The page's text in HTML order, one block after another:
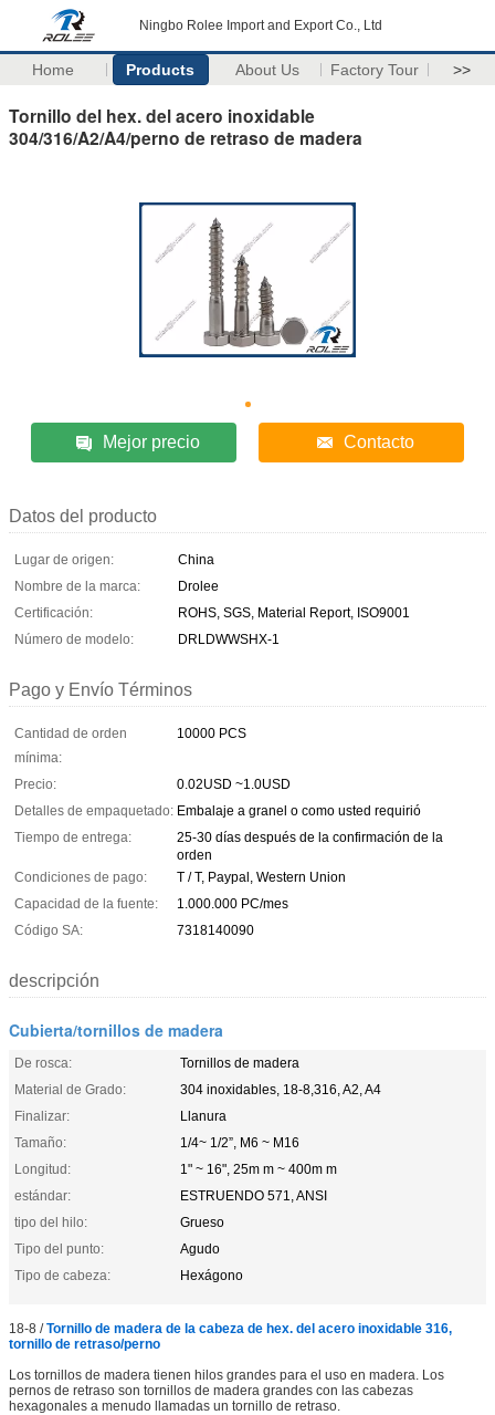
Ningbo Rolee Import and Export Co., Ltd
Home Products About Us Factory Tour >>
Tornillo del hex. del acero inoxidable
304/316/A2/A4/perno de retraso de madera
Mejor precio Contacto
Datos del producto
Lugar de origen:
China
Nombre de la marca:
Drolee
Certificación:
ROHS, SGS, Material Report, ISO9001
Número de modelo:
DRLDWWSHX-1
Pago y Envío Términos
Cantidad de orden
mínima:
10000 PCS
Precio:
0.02USD ~1.0USD
Detalles de empaquetado: Embalaje a granel o como usted requirió
Tiempo de entrega:
25-30 días después de la confirmación de la
orden
Condiciones de pago:
T / T, Paypal, Western Union
Capacidad de la fuente:
1.000.000 PC/mes
Código SA:
7318140090
descripción
Cubierta/tornillos de madera
De rosca:
Tornillos de madera
Material de Grado:
304 inoxidables, 18-8,316, A2, A4
Finalizar:
Llanura
Tamaño:
1/4~ 1/2”, M6 ~ M16
Longitud:
1" ~ 16", 25m m ~ 400m m
estándar:
ESTRUENDO 571, ANSI
tipo del hilo:
Grueso
Tipo del punto:
Agudo
Tipo de cabeza:
Hexágono
18-8 /Tornillo de madera de la cabeza de hex. del acero inoxidable 316,
tornillo de retraso/perno
Los tornillos de madera tienen hilos grandes para el uso en madera. Los
pernos de retraso son tornillos de madera grandes con las cabezas
hexagonales a menudo llamadas un tornillo de retraso.